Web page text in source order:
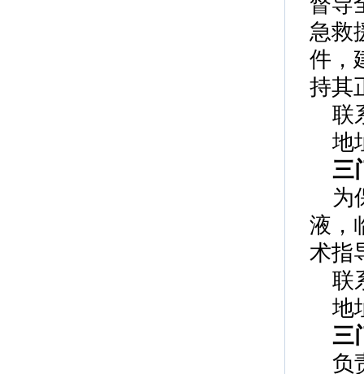
急救
件，
持其
联
地
三
为
液，
术指
联
地
三
负